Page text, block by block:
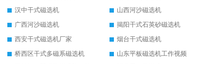
汉中干式磁选机
山西河沙磁选机
广西河沙磁选机
揭阳干式石英砂磁选机
西安干式磁选机厂家
烟台干式磁选机
桥西区干式多磁系磁选机
山东平板磁选机工作视频